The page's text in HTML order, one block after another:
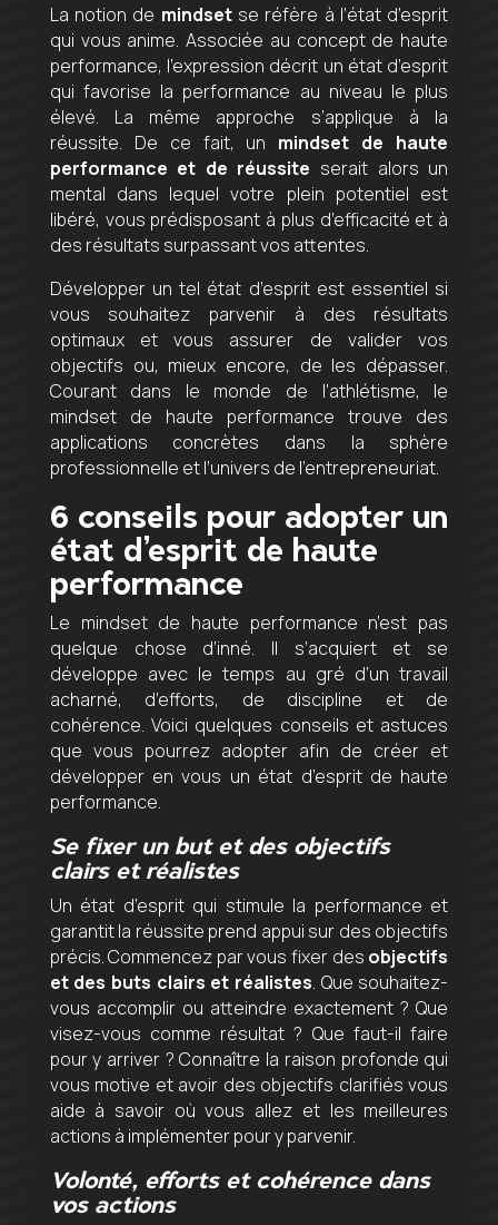
La notion de mindsetse réfère à l’état d’esprit
qui vous anime. Associée au concept de haute
performance, l’expression décrit un état d’esprit
qui favorise la performance au niveau le plus
élevé. La même approche s’applique à la
réussite. De ce fait, un mindset de haute
performance et de réussite serait alors un
mental dans lequel votre plein potentiel est
libéré, vous prédisposant à plus d’efficacité et à
des résultats surpassant vos attentes.
Développer un tel état d’esprit est essentiel si
vous souhaitez parvenir à des résultats
optimaux et vous assurer de valider vos
objectifs ou, mieux encore, de les dépasser.
Courant dans le monde de l’athlétisme, le
mindset de haute performance trouve des
applications concrètes dans la sphère
professionnelle et l’univers de l’entrepreneuriat.
6 conseils pour adopter un
état d’esprit de haute
performance
Le mindset de haute performance n’est pas
quelque chose d’inné. Il s’acquiert et se
développe avec le temps au gré d’un travail
acharné, d’efforts, de discipline et de
cohérence. Voici quelques conseils et astuces
que vous pourrez adopter afin de créer et
développer en vous un état d’esprit de haute
performance.
Se fixer un but et des objectifs
clairs et réalistes
Un état d’esprit qui stimule la performance et
garantit la réussite prend appui sur des objectifs
précis. Commencez par vous fixer des objectifs
et des buts clairs et réalistes. Que souhaitez-
vous accomplir ou atteindre exactement ? Que
visez-vous comme résultat ? Que faut-il faire
pour y arriver ? Connaître la raison profonde qui
vous motive et avoir des objectifs clarifiés vous
aide à savoir où vous allez et les meilleures
actions à implémenter pour y parvenir.
Volonté, efforts et cohérence dans
vos actions